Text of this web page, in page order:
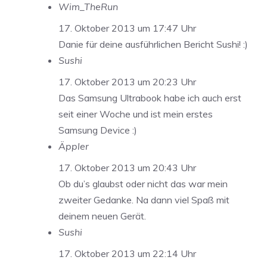
Wim_TheRun
17. Oktober 2013 um 17:47 Uhr
Danie für deine ausführlichen Bericht Sushi! :)
Sushi
17. Oktober 2013 um 20:23 Uhr
Das Samsung Ultrabook habe ich auch erst
seit einer Woche und ist mein erstes
Samsung Device :)
Äppler
17. Oktober 2013 um 20:43 Uhr
Ob du’s glaubst oder nicht das war mein
zweiter Gedanke. Na dann viel Spaß mit
deinem neuen Gerät.
Sushi
17. Oktober 2013 um 22:14 Uhr